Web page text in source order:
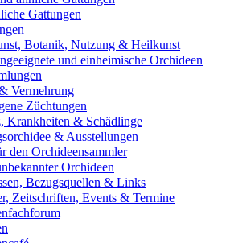
Gattungen
Botanik, Nutzung & Heilkunst
und einheimische Orchideen
Vermehrung
Züchtungen
Krankheiten & Schädlinge
& Ausstellungen
den Orchideensammler
Orchideen
Bezugsquellen & Links
Zeitschriften, Events & Termine